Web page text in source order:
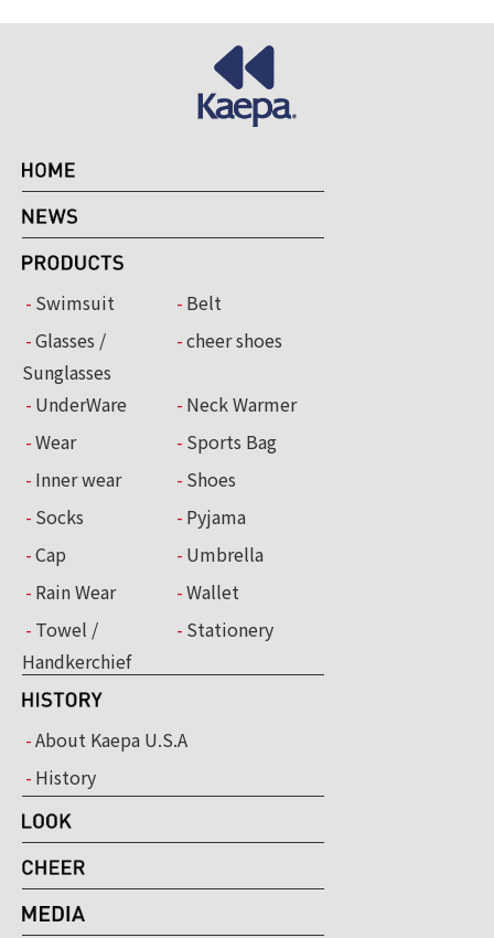
Swimsuit
Belt
Glasses /
Sunglasses
cheer shoes
UnderWare
Neck Warmer
Wear
Sports Bag
Inner wear
Shoes
Socks
Pyjama
Cap
Umbrella
Rain Wear
Wallet
Towel /
Handkerchief
Stationery
About Kaepa U.S.A
History